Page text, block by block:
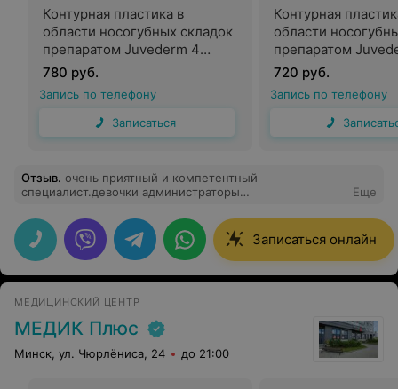
Контурная пластика в
области носогубных складок
препаратом Juvederm 4
(Франция)
780 руб.
Запись по телефону
Записаться
Контурная
области
препаратом
(Франция)
720 руб.
Запись по телефону
Отзыв. очень приятный и компетентный
специалист.девочки администраторы
посещения клиники
Еще
Записаться онлайн
МЕДИЦИНСКИЙ ЦЕНТР
МЕДИК Плюс
Минск, ул. Чюрлёниса, 24 до 21:00